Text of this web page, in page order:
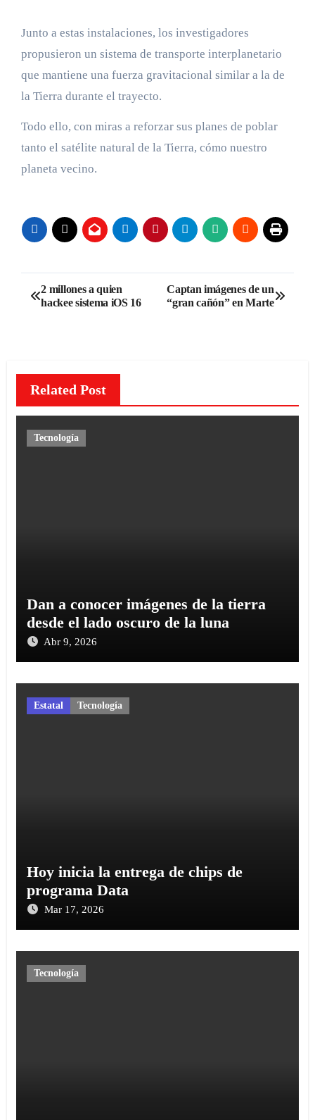
Junto a estas instalaciones, los investigadores
propusieron un sistema de transporte interplanetario
que mantiene una fuerza gravitacional similar a la de
la Tierra durante el trayecto.
Todo ello, con miras a reforzar sus planes de poblar
tanto el satélite natural de la Tierra, cómo nuestro
planeta vecino.
Navegación
de
2 millones a quien
hackee sistema iOS 16
Captan imágenes de un
“gran cañón” en Marte
Related Post
Tecnología
Dan a conocer imágenes de la tierra
desde el lado oscuro de la luna
Abr 9, 2026
Estatal Tecnología
Hoy inicia la entrega de chips de
programa Data
Mar 17, 2026
Tecnología